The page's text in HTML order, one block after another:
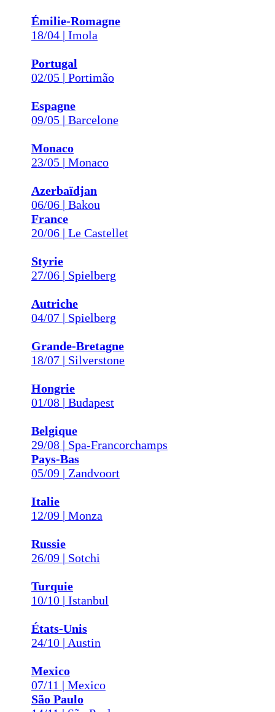
Émilie-Romagne
18/04 | Imola
Portugal
02/05 | Portimão
Espagne
09/05 | Barcelone
Monaco
23/05 | Monaco
Azerbaïdjan
06/06 | Bakou
France
20/06 | Le Castellet
Styrie
27/06 | Spielberg
Autriche
04/07 | Spielberg
Grande-Bretagne
18/07 | Silverstone
Hongrie
01/08 | Budapest
Belgique
29/08 | Spa-Francorchamps
Pays-Bas
05/09 | Zandvoort
Italie
12/09 | Monza
Russie
26/09 | Sotchi
Turquie
10/10 | Istanbul
États-Unis
24/10 | Austin
Mexico
07/11 | Mexico
São Paulo